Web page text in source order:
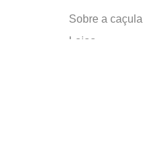
Sobre a caçula
Lojas